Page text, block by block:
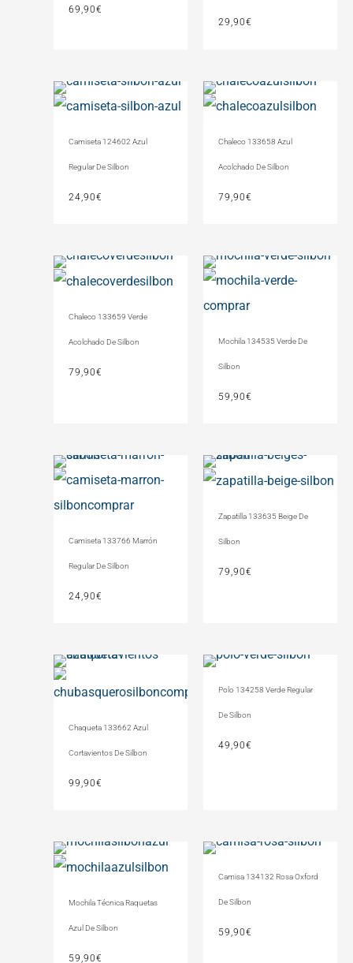
69,90€
29,90€
Camiseta 124602 Azul
Regular De Silbon
24,90€
Chaleco 133658 Azul
Acolchado De Silbon
79,90€
Chaleco 133659 Verde
Acolchado De Silbon
79,90€
Mochila 134535 Verde De
Silbon
59,90€
Camiseta 133766 Marrón
Regular De Silbon
24,90€
Zapatilla 133635 Beige De
Silbon
79,90€
Chaqueta 133662 Azul
Cortavientos De Silbon
99,90€
Polo 134258 Verde Regular
De Silbon
49,90€
Mochila Técnica Raquetas
Azul De Silbon
59,90€
Camisa 134132 Rosa Oxford
De Silbon
59,90€